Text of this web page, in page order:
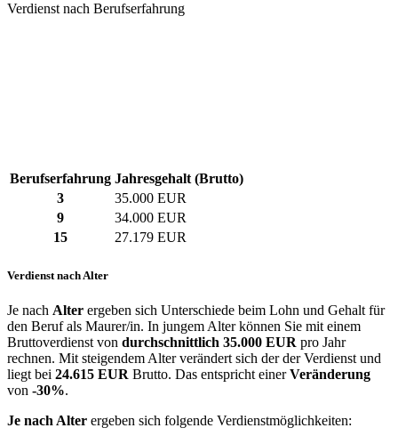
Verdienst nach Berufserfahrung
Berufserfahrung Jahresgehalt (Brutto)
3
35.000 EUR
9
34.000 EUR
15
27.179 EUR
Verdienst nach Alter
Je nach Alter ergeben sich Unterschiede beim Lohn und Gehalt für
den Beruf als Maurer/in. In jungem Alter können Sie mit einem
Bruttoverdienst von durchschnittlich 35.000 EUR pro Jahr
rechnen. Mit steigendem Alter verändert sich der der Verdienst und
liegt bei 24.615 EUR Brutto. Das entspricht einerVeränderung
von -30%.
Je nach Alter ergeben sich folgende Verdienstmöglichkeiten: